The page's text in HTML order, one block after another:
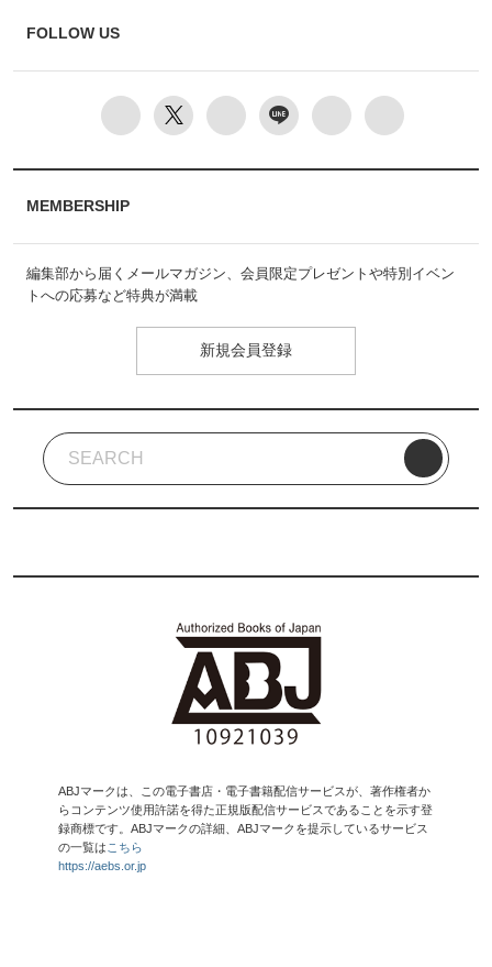
FOLLOW US
MEMBERSHIP
編集部から届くメールマガジン、会員限定プレゼントや特別イベン
トへの応募など特典が満載
新規会員登録
ABJマークは、この電子書店・電子書籍配信サービスが、著作権者か
らコンテンツ使用許諾を得た正規版配信サービスであることを示す登
録商標です。ABJマークの詳細、ABJマークを提示しているサービス
の一覧は こちら
https://aebs.or.jp